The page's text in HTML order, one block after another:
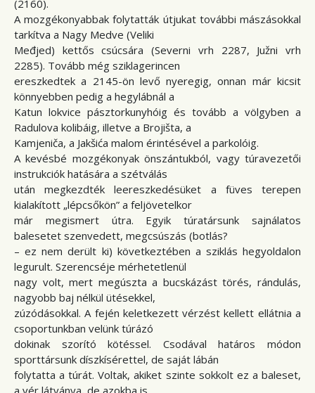
(2160).
A mozgékonyabbak folytatták útjukat további mászásokkal
tarkítva a Nagy Medve (Veliki
Međjed) kettős csúcsára (Severni vrh 2287, Južni vrh
2285). Tovább még sziklagerincen
ereszkedtek a 2145-ön levő nyeregig, onnan már kicsit
könnyebben pedig a hegylábnál a
Katun lokvice pásztorkunyhóig és tovább a völgyben a
Radulova kolibáig, illetve a Brojišta, a
Kamjeniča, a Jakšića malom érintésével a parkolóig.
A kevésbé mozgékonyak önszántukból, vagy túravezetői
instrukciók hatására a szétválás
után megkezdték leereszkedésüket a füves terepen
kialakított „lépcsőkön” a feljövetelkor
már megismert útra. Egyik túratársunk sajnálatos
balesetet szenvedett, megcsúszás (botlás?
– ez nem derült ki) következtében a sziklás hegyoldalon
legurult. Szerencséje mérhetetlenül
nagy volt, mert megúszta a bucskázást törés, rándulás,
nagyobb baj nélkül ütésekkel,
zúzódásokkal. A fején keletkezett vérzést kellett ellátnia a
csoportunkban velünk túrázó
dokinak szorító kötéssel. Csodával határos módon
sporttársunk díszkísérettel, de saját lábán
folytatta a túrát. Voltak, akiket szinte sokkolt ez a baleset,